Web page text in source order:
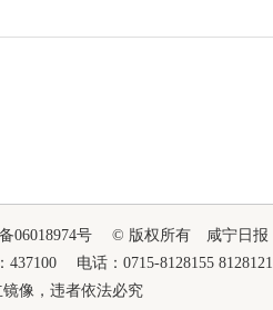
06018974号 © 版权所有 咸宁日报
电话：0715-8128155 8128121
像，违者依法必究